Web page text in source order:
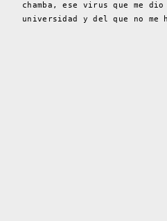
chamba, ese virus que me
universidad y del que no me